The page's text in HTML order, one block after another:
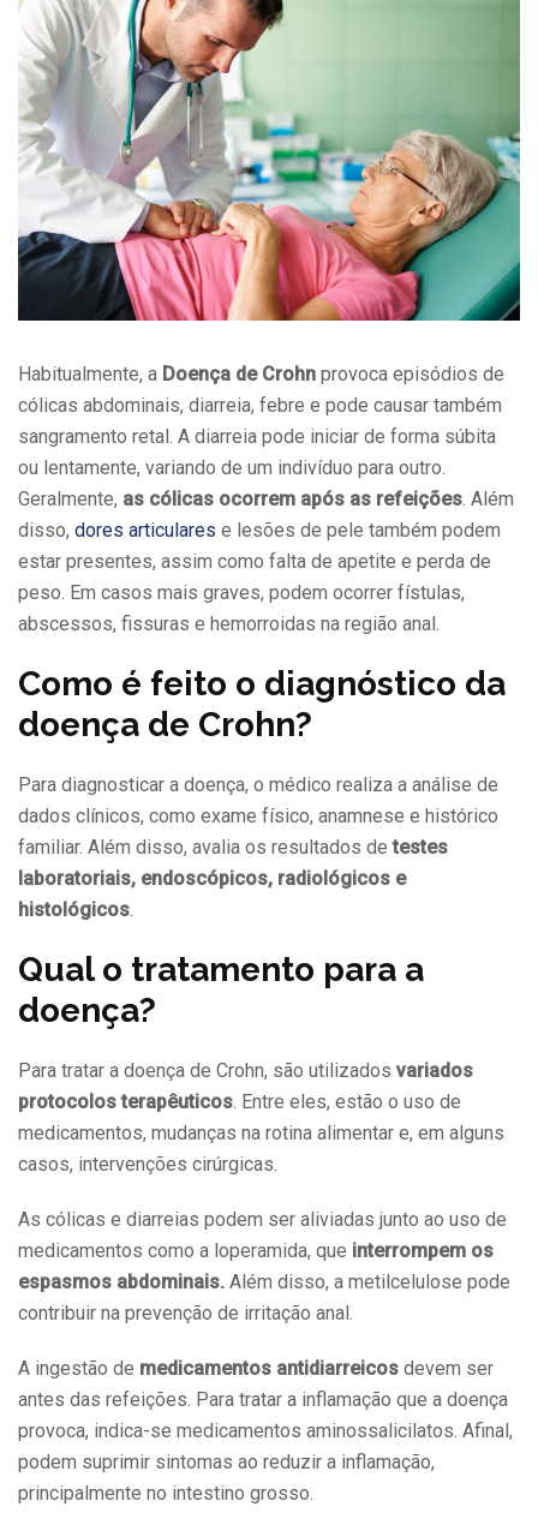
Habitualmente, a Doença de Crohn provoca episódios de
cólicas abdominais, diarreia, febre e pode causar também
sangramento retal. A diarreia pode iniciar de forma súbita
ou lentamente, variando de um indivíduo para outro.
Geralmente, as cólicas ocorrem após as refeições. Além
disso, dores articulares e lesões de pele também podem
estar presentes, assim como falta de apetite e perda de
peso. Em casos mais graves, podem ocorrer fístulas,
abscessos, fissuras e hemorroidas na região anal.
Como é feito o diagnóstico da
doença de Crohn?
Para diagnosticar a doença, o médico realiza a análise de
dados clínicos, como exame físico, anamnese e histórico
familiar. Além disso, avalia os resultados detestes
laboratoriais, endoscópicos, radiológicos e
histológicos.
Qual o tratamento para a
doença?
Para tratar a doença de Crohn, são utilizados variados
protocolos terapêuticos. Entre eles, estão o uso de
medicamentos, mudanças na rotina alimentar e, em alguns
casos, intervenções cirúrgicas.
As cólicas e diarreias podem ser aliviadas junto ao uso de
medicamentos como a loperamida, que interrompem os
espasmos abdominais. Além disso, a metilcelulose pode
contribuir na prevenção de irritação anal.
A ingestão de medicamentos antidiarreicos devem ser
antes das refeições. Para tratar a inflamação que a doença
provoca, indica-se medicamentos aminossalicilatos. Afinal,
podem suprimir sintomas ao reduzir a inflamação,
principalmente no intestino grosso.